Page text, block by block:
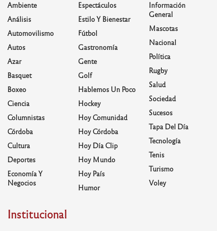
Ambiente
Análisis
Automovilismo
Autos
Azar
Basquet
Boxeo
Ciencia
Columnistas
Córdoba
Cultura
Deportes
Economía Y
Negocios
Espectáculos
Estilo Y Bienestar
Fútbol
Gastronomía
Gente
Golf
Hablemos Un Poco
Hockey
Hoy Comunidad
Hoy Córdoba
Hoy Día Clip
Hoy Mundo
Hoy País
Humor
Información
General
Mascotas
Nacional
Política
Rugby
Salud
Sociedad
Sucesos
Tapa Del Día
Tecnología
Tenis
Turismo
Voley
Institucional